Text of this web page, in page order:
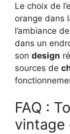
Le choix de
orange dans
l’ambiance
dans un
son design
sources de
FAQ :
vintage